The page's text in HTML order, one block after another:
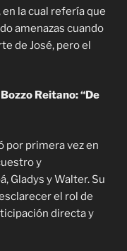
la cual refería que
amenazas cuando
de José, pero el
Reitano: “De
por primera vez en
y
Gladys y Walter. Su
el rol de
directa y